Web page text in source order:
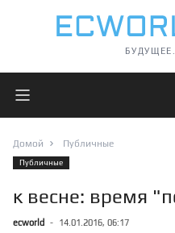
Открыть главное меню
Домой Публичные
Публичные
к весне: время
ecworld - 14.01.2016, 06:17